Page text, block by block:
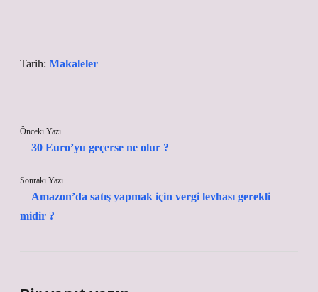
Tarih: Makaleler
Önceki Yazı
30 Euro’yu geçerse ne olur ?
Sonraki Yazı
Amazon’da satış yapmak için vergi levhası gerekli
midir ?